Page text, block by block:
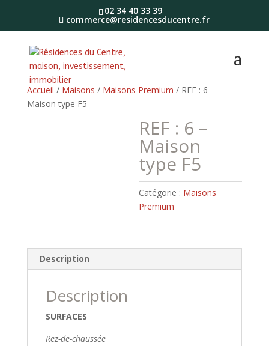
02 34 40 33 39
commerce@residencesducentre.fr
Accueil / Maisons / Maisons Premium / REF : 6 –
Maison type F5
REF : 6 –
Maison
type F5
Catégorie : Maisons
Premium
Description
Description
SURFACES
Rez-de-chaussée